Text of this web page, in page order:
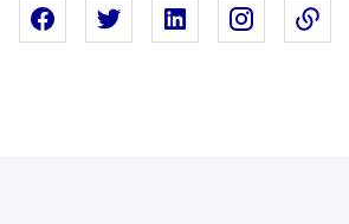
Partager sur Facebook
Partager sur XPartager sur